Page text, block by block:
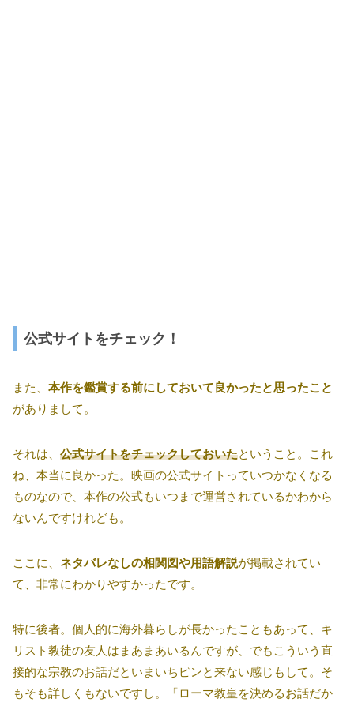
公式サイトをチェック！
また、 本作を鑑賞する前にしておいて良かったと思ったこと
がありまして。
それは、 公式サイトをチェックしておいたということ。これ
ね、本当に良かった。映画の公式サイトっていつかなくなる
ものなので、本作の公式もいつまで運営されているかわから
ないんですけれども。
ここに、 ネタバレなしの相関図や用語解説が掲載されてい
て、非常にわかりやすかったです。
特に後者。個人的に海外暮らしが長かったこともあって、キ
リスト教徒の友人はまあまあいるんですが、でもこういう直
接的な宗教のお話だといまいちピンと来ない感じもして。そ
もそも詳しくもないですし。「ローマ教皇を決めるお話だか